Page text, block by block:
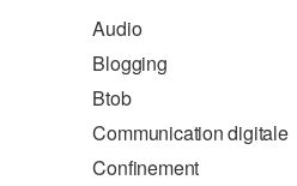
Audio
Blogging
Btob
Communication digitale
Confinement